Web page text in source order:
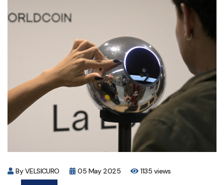
By VELSICURO 05 May 2025 1135 views